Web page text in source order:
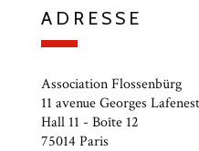
ADRESSE
Association Flossenbürg
11 avenue Georges
Hall 11 - Boîte 12
75014 Paris